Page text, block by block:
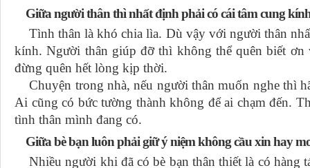
Giữa người thân thì nhất định phải có cái tâm cung
Tình thân là khó chia lìa. Dù vậy với người thân
kính. Người thân giúp đỡ thì không thể quên biết
đừng quên hết lòng kịp thời.
Chuyện trong nhà, nếu người thân muốn nghe thì
Ai cũng có bức tường thành không để ai chạm đến.
tình thân mình đang có.
Giữa bè bạn luôn phải giữ ý niệm không cầu xin hay
Nhiều người khi đã có bè bạn thân thiết là có hàng